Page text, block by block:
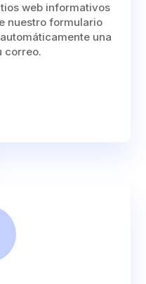
web informativos
nuestro formulario
una
correo.